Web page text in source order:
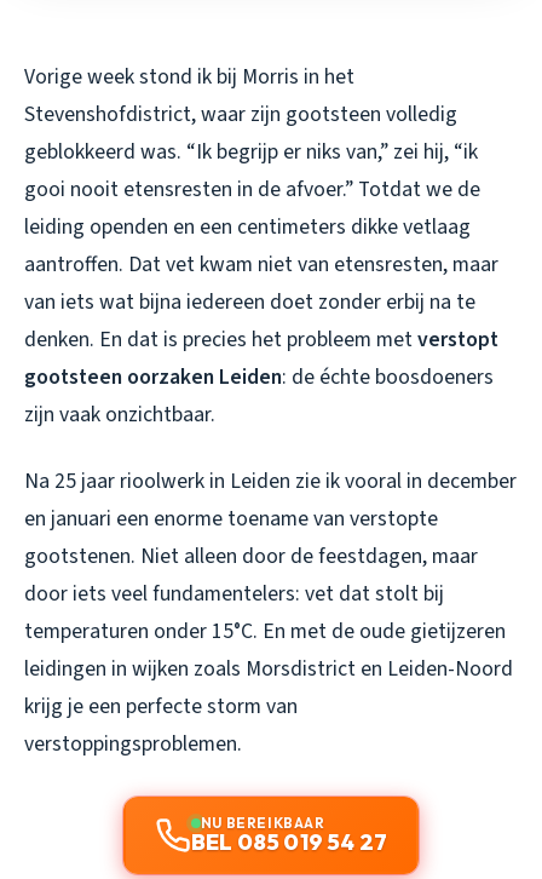
Vorige week stond ik bij Morris in het
Stevenshofdistrict, waar zijn gootsteen volledig
geblokkeerd was. “Ik begrijp er niks van,” zei hij, “ik
gooi nooit etensresten in de afvoer.” Totdat we de
leiding openden en een centimeters dikke vetlaag
aantroffen. Dat vet kwam niet van etensresten, maar
van iets wat bijna iedereen doet zonder erbij na te
denken. En dat is precies het probleem metverstopt
gootsteen oorzaken Leiden: de échte boosdoeners
zijn vaak onzichtbaar.
Na 25 jaar rioolwerk in Leiden zie ik vooral in december
en januari een enorme toename van verstopte
gootstenen. Niet alleen door de feestdagen, maar
door iets veel fundamentelers: vet dat stolt bij
temperaturen onder 15°C. En met de oude gietijzeren
leidingen in wijken zoals Morsdistrict en Leiden-Noord
krijg je een perfecte storm van
verstoppingsproblemen.
NU BEREIKBAAR
BEL 085 019 54 27